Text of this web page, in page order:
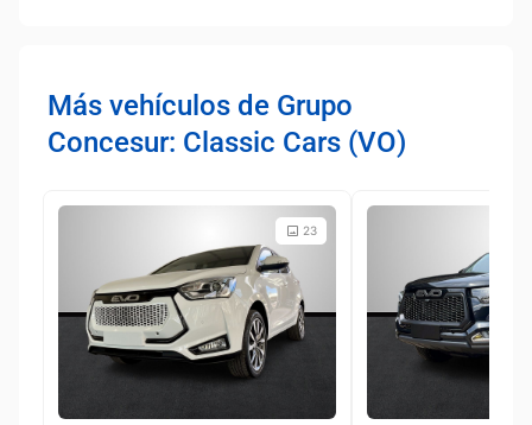
Más vehículos de Grupo
Concesur: Classic Cars (VO)
23